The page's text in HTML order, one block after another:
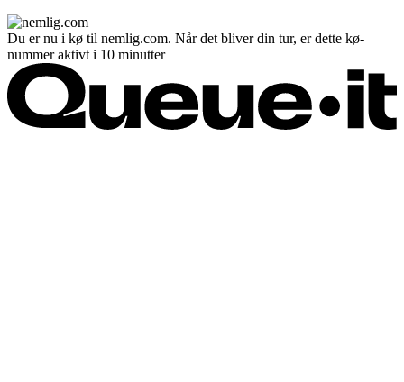
Du er nu i kø til nemlig.com. Når det bliver din tur, er dette kø-
nummer aktivt i 10 minutter